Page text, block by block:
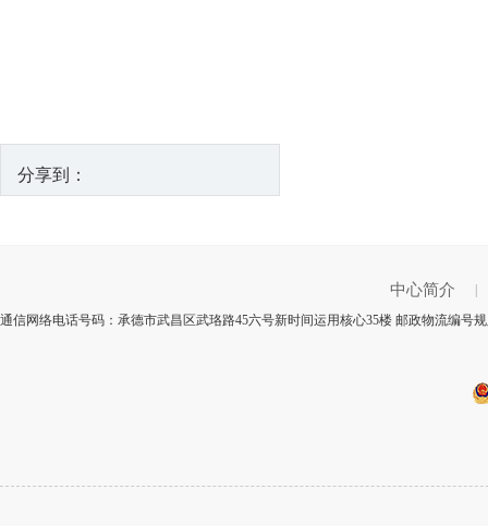
分享到：
中心简介
通信网络电话号码：承德市武昌区武珞路45六号新时间运用核心35楼 邮政物流编号